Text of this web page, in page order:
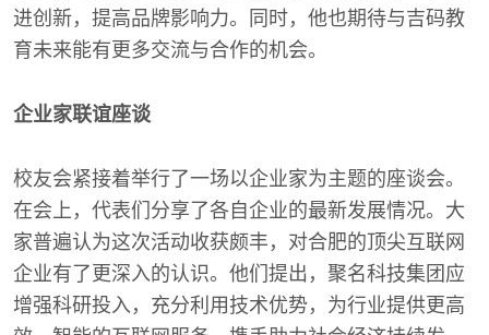
进创新，提高品牌影响力。同时，他也期待与吉码教
育未来能有更多交流与合作的机会。
企业家联谊座谈
校友会紧接着举行了一场以企业家为主题的座谈会。
在会上，代表们分享了各自企业的最新发展情况。大
家普遍认为这次活动收获颇丰，对合肥的顶尖互联网
企业有了更深入的认识。他们提出，聚名科技集团应
增强科研投入，充分利用技术优势，为行业提供更高